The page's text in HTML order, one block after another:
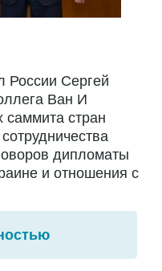
России Сергей
Ван И
саммита стран
дипломаты
и отношения с